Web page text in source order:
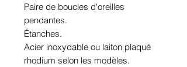
Paire de boucles d'oreilles
pendantes.
Étanches.
Acier inoxydable ou laiton plaqué
rhodium selon les modèles.